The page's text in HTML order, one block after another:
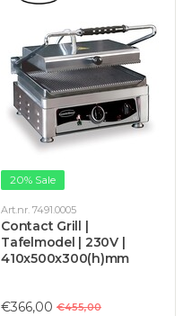
20% Sale
Art.nr. 7491.0005
Contact Grill |
Tafelmodel | 230V |
410x500x300(h)mm
€366,00 €455,00